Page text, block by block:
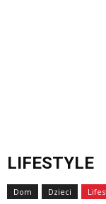
LIFESTYLE
Dom Dzieci